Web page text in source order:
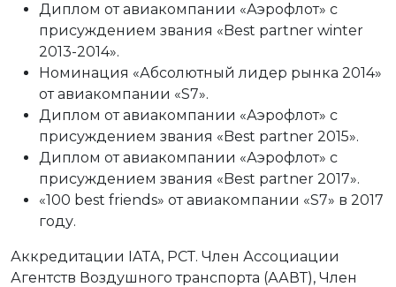
Диплом от авиакомпании «Аэрофлот» с
присуждением звания «Best partner winter
2013-2014».
Номинация «Абсолютный лидер рынка 2014»
от авиакомпании «S7».
Диплом от авиакомпании «Аэрофлот» с
присуждением звания «Best partner 2015».
Диплом от авиакомпании «Аэрофлот» с
присуждением звания «Best partner 2017».
«100 best friends» от авиакомпании «S7» в 2017
году.
Аккредитации IATA, РСТ. Член Ассоциации
Агентств Воздушного транспорта (ААВТ), Член